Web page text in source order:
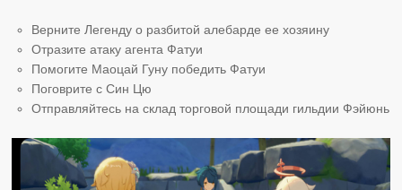
Верните Легенду о разбитой алебарде ее хозяину
Отразите атаку агента Фатуи
Помогите Маоцай Гуну победить Фатуи
Поговрите с Син Цю
Отправляйтесь на склад торговой площади гильдии Фэйюнь